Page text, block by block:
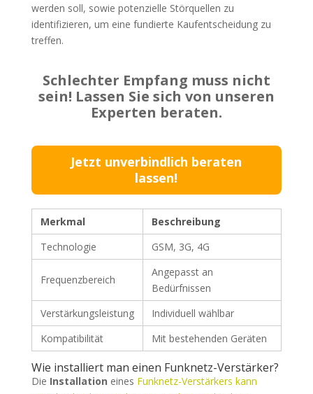
werden soll, sowie potenzielle Störquellen zu
identifizieren, um eine fundierte Kaufentscheidung zu
treffen.
Schlechter Empfang muss nicht
sein! Lassen Sie sich von unseren
Experten beraten.
Jetzt unverbindlich beraten
lassen!
Merkmal
Beschreibung
Technologie
GSM, 3G, 4G
Frequenzbereich
Angepasst an
Bedürfnissen
Verstärkungsleistung
Individuell wählbar
Kompatibilität
Mit bestehenden Geräten
Wie installiert man einen Funknetz-Verstärker?
Die Installation eines Funknetz-Verstärkers kann